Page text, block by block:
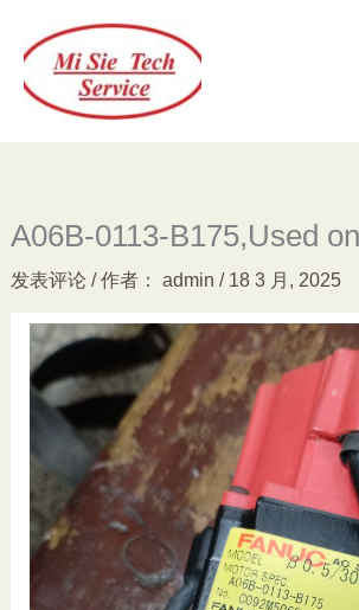
A06B-0113-B175,Used
发表评论 / 作者： admin / 18 3 月, 2025